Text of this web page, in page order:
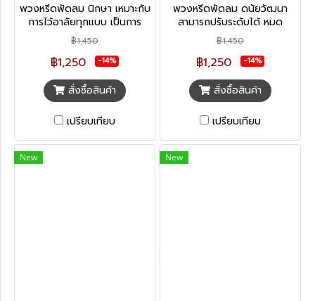
พวงหรีดพัดลม นิกษา เหมาะกับ
การไว้อาลัยทุกแบบ เป็นการ
ไว้อาลัยที่ไม่สูญเปล่า ได้อานิ
สงค์ผลบุญทั้งผู้ให้และผู้รับ ช่วย
ลดภาวะโลกร้อน มีประโยชน์ต่อ
฿1,450
฿1,250 -14%
สั่งซื้อสินค้า
เปรียบเทียบ
พวงหรีดพัดลม ดนัยวัฒนา
สามารถปรับระดับได้ หมด
ปัญญาเรื่องน้ำเข้าในตัวเครื่อง
พัดลม ออกแบบเพื่อไว้อาลัยได้
กับทุกแบบ สามารถเก็บไว้นานได้
สูญเปล่า
฿1,450
฿1,250 -14%
สั่งซื้อสินค้า
เปรียบเทียบ
New New